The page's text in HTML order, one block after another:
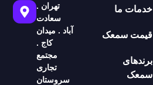
خدمات ما
قیمت سمعک
برندهای
سمعک
تهران .
سعادت
آباد . میدان
کاج .
مجتمع
تجاری
سروستان